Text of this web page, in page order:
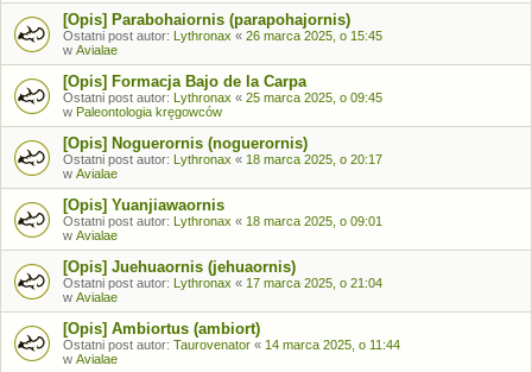
[Opis] Parabohaiornis (parapohajornis)
Ostatni post autor: Lythronax « 26 marca 2025, o 15:45
w Avialae
[Opis] Formacja Bajo de la Carpa
Ostatni post autor: Lythronax « 25 marca 2025, o 09:45
w Paleontologia kręgowców
[Opis] Noguerornis (noguerornis)
Ostatni post autor: Lythronax « 18 marca 2025, o 20:17
w Avialae
[Opis] Yuanjiawaornis
Ostatni post autor: Lythronax « 18 marca 2025, o 09:01
w Avialae
[Opis] Juehuaornis (jehuaornis)
Ostatni post autor: Lythronax « 17 marca 2025, o 21:04
w Avialae
[Opis] Ambiortus (ambiort)
Ostatni post autor: Taurovenator « 14 marca 2025, o 11:44
w Avialae